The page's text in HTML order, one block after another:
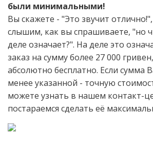
были минимальными!
Вы скажете - "Это звучит
слышим, как вы спрашиваете, "но
деле означает?". На деле это
заказ на сумму более 27 000
абсолютно бесплатно. Если сумма
менее указанной - точную
можете узнать в нашем контакт-
постараемся сделать её